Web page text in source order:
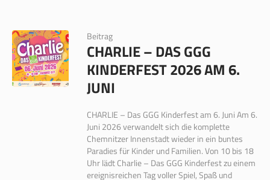
Beitrag
CHARLIE – DAS GGG
KINDERFEST 2026 AM 6.
JUNI
CHARLIE – Das GGG Kinderfest am 6. Juni Am 6.
Juni 2026 verwandelt sich die komplette
Chemnitzer Innenstadt wieder in ein buntes
Paradies für Kinder und Familien. Von 10 bis 18
Uhr lädt Charlie – Das GGG Kinderfest zu einem
ereignisreichen Tag voller Spiel, Spaß und